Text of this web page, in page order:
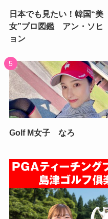
日本でも見たい！韓国“美
女”プロ図鑑 アン・ソヒ
ョン
Golf M女子 なろ